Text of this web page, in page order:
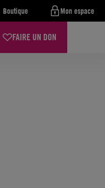
Boutique Mon espace
FAIRE UN DON